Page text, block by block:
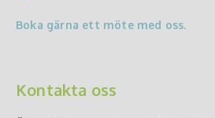
Boka gärna ett möte med oss.
Kontakta oss